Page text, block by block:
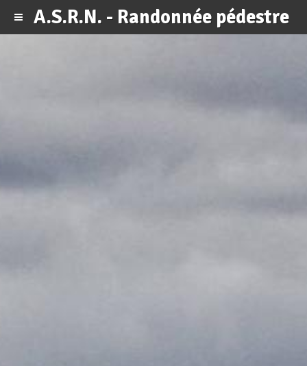
A.S.R.N. - Randonnée pédestre